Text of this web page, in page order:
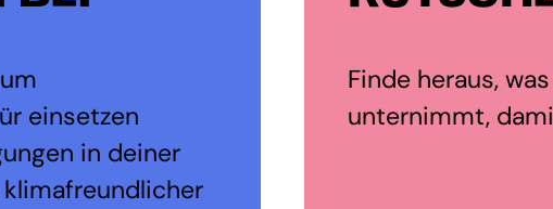
einsetzen
in deiner
Finde heraus,
unternimmt,